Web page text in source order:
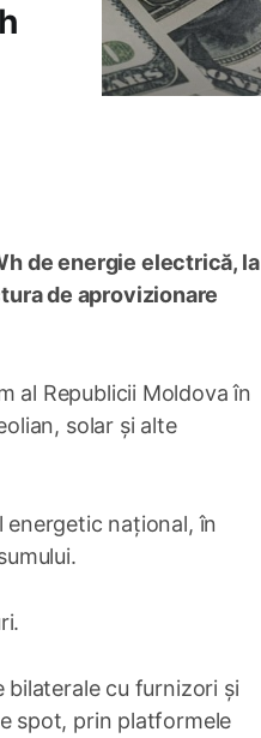
de energie electrică, la
de aprovizionare
al Republicii Moldova în
solar și alte
energetic național, în
cu furnizori și
spot, prin platformele